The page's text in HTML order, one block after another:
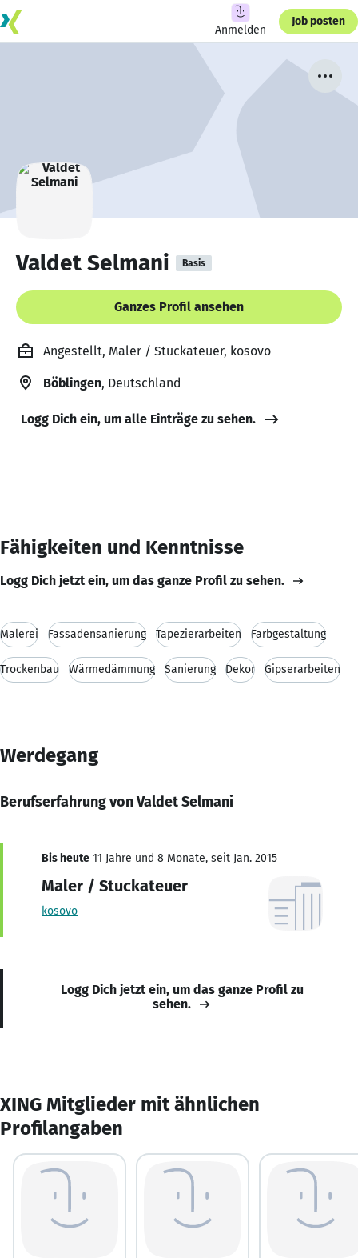
Anmelden
Job posten
Valdet Selmani Basis
Ganzes Profil ansehen
Angestellt, Maler / Stuckateuer, kosovo
Böblingen, Deutschland
Logg Dich ein, um alle Einträge zu sehen.
Fähigkeiten und Kenntnisse
Logg Dich jetzt ein, um das ganze Profil zu sehen.
Malerei Fassadensanierung Tapezierarbeiten Farbgestaltung
Trockenbau Wärmedämmung Sanierung Dekor Gipserarbeiten
Werdegang
Berufserfahrung von Valdet Selmani
Bis heute 11 Jahre und 8 Monate, seit Jan. 2015
Maler / Stuckateuer
kosovo
Logg Dich jetzt ein, um das ganze Profil zu
sehen.
XING Mitglieder mit ähnlichen
Profilangaben